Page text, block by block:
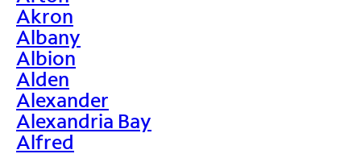
Akron
Albany
Albion
Alden
Alexander
Alexandria Bay
Alfred